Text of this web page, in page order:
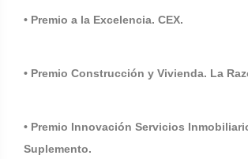
• Premio a la Excelencia. CEX.
• Premio Construcción y Vivienda. La
• Premio Innovación Servicios
Suplemento.